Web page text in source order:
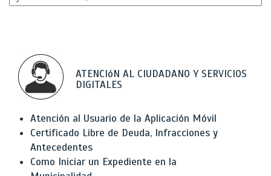
ATENCIóN AL CIUDADANO Y SERVICIOS
DIGITALES
Atención al Usuario de la Aplicación Móvil
Certificado Libre de Deuda, Infracciones y
Antecedentes
Como Iniciar un Expediente en la